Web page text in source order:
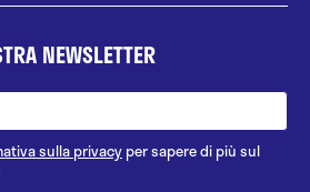
NEWSLETTER
sulla privacyper sapere di più sul